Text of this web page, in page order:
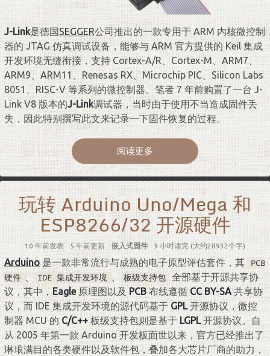
J-Link是德国SEGGER公司推出的一款专用于 ARM 内核微控制
器的 JTAG 仿真调试设备，能够与 ARM 官方提供的 Keil 集成
开发环境无缝衔接，支持 Cortex-A/R、Cortex-M、ARM7、
ARM9、ARM11、Renesas RX、Microchip PIC、Silicon Labs
8051、RISC-V 等系列的微控制器。笔者 7 年前购置了一台 J-
Link V8 版本的J-Link调试器，当时由于使用不当造成固件丢
失，因此特别撰写此文来记录一下固件恢复的过程。
阅读更多
10 年前发表 5 年前更新 嵌入式固件 3 小时读完 (大约28932个字)
玩转 Arduino Uno/Mega 和
ESP8266/32 开源硬件
Arduino是一款非常流行与成熟的电子原型评估套件，其 PCB
硬件 、 IDE 集成开发环境 、 板级支持包 全部基于开源共享协
议，其中，Eagle原理图以及 PCB布线遵循CC BY-SA共享协
议，而 IDE 集成开发环境的源代码基于GPL开源协议，微控
制器 MCU 的 C/C++板级支持包则是基于LGPL开源协议。自
从 2005 年第一款 Arduino 开发板面世以来，官方已经推出了
琳琅满目的各类硬件以及软件包，叠加各大芯片厂商的助力，